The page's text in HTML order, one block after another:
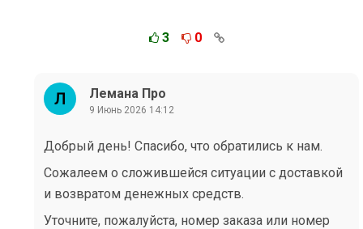
3 0
Лемана Про
9 Июнь 2026 14:12
Добрый день! Спасибо, что обратились к нам.
Сожалеем о сложившейся ситуации с доставкой
и возвратом денежных средств.
Уточните, пожалуйста, номер заказа или номер